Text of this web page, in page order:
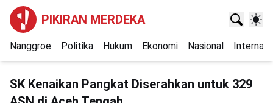
PIKIRAN MERDEKA
Nanggroe Politika Hukum Ekonomi Nasional
SK Kenaikan Pangkat Diserahkan untuk 329